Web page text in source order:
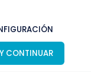
CONTINUAR